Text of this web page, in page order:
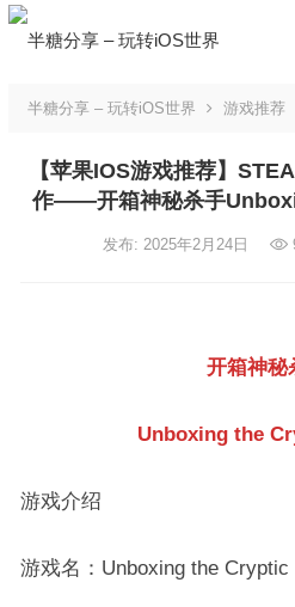
半糖分享 – 玩转iOS世界 游戏推荐
【苹果IOS游戏推荐】
作——开箱神秘杀手
发布: 2025年2月24日
开箱神秘
Unboxing the
游戏介绍
游戏名：Unboxing the Cryptic